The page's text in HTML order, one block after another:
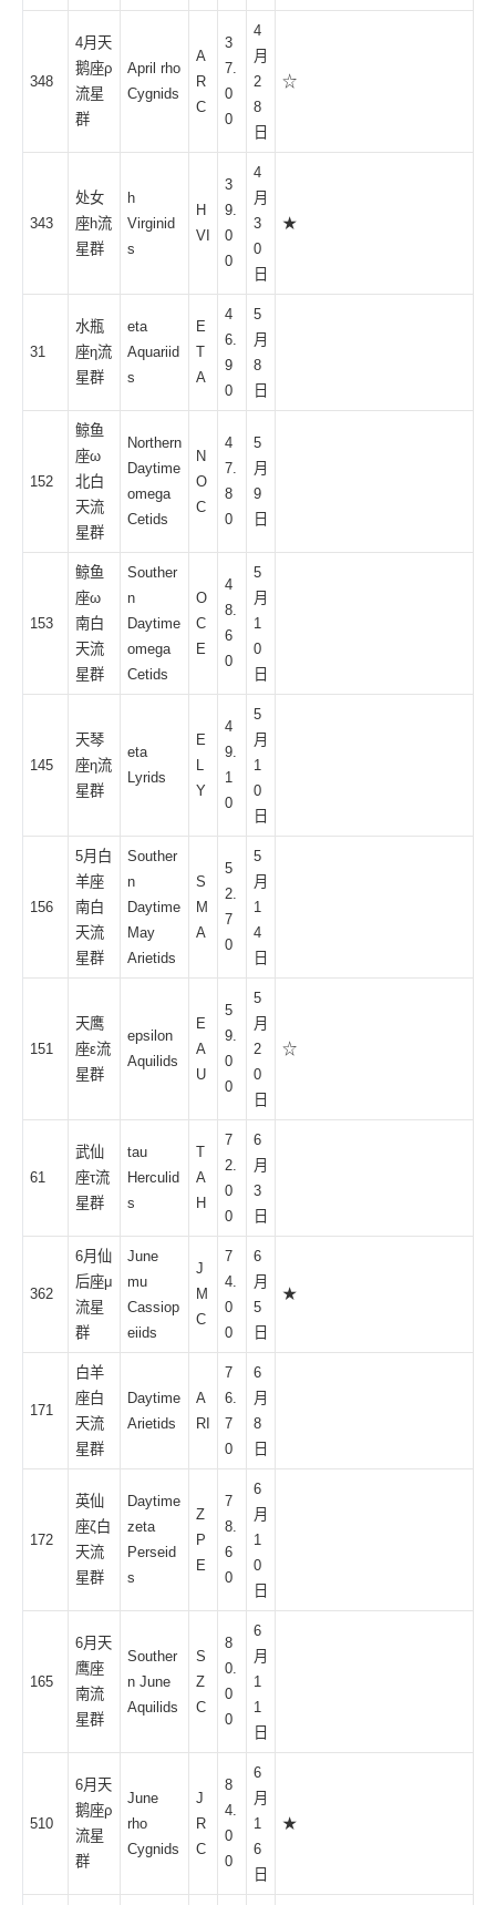
348
4月天
鹅座ρ
流星
群
April rho
Cygnids
A
R
C
3
7.
0
0
4
月
2
8
日
☆
343
处女
座h流
星群
h
Virginid
s
H
VI
3
9.
0
0
4
月
3
0
日
★
31
水瓶
座η流
星群
eta
Aquariid
s
E
T
A
4
6.
9
0
5
月
8
日
152
鲸鱼
座ω
北白
天流
星群
Northern
Daytime
omega
Cetids
N
O
C
4
7.
8
0
5
月
9
日
153
鲸鱼
座ω
南白
天流
星群
Souther
n
Daytime
omega
Cetids
O
C
E
4
8.
6
0
5
月
1
0
日
145
天琴
座η流
星群
eta
Lyrids
E
L
Y
4
9.
1
0
5
月
1
0
日
156
5月白
羊座
南白
天流
星群
Souther
n
Daytime
May
Arietids
S
M
A
5
2.
7
0
5
月
1
4
日
151
天鹰
座ε流
星群
epsilon
Aquilids
E
A
U
5
9.
0
0
5
月
2
0
日
☆
61
武仙
座τ流
星群
tau
Herculid
s
T
A
H
7
2.
0
0
6
月
3
日
362
6月仙
后座μ
流星
群
June
mu
Cassiop
eiids
J
M
C
7
4.
0
0
6
月
5
日
★
171
白羊
座白
天流
星群
Daytime
Arietids
A
RI
7
6.
7
0
6
月
8
日
172
英仙
座ζ白
天流
星群
Daytime
zeta
Perseid
s
Z
P
E
7
8.
6
0
6
月
1
0
日
165
6月天
鹰座
南流
星群
Souther
n June
Aquilids
S
Z
C
8
0.
0
0
6
月
1
1
日
510
6月天
鹅座ρ
流星
群
June
rho
Cygnids
J
R
C
8
4.
0
0
6
月
1
6
日
★